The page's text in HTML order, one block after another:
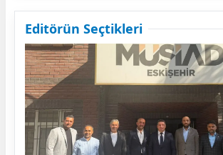
Editörün Seçtikleri